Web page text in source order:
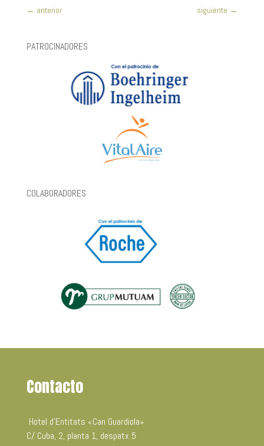
← anterior siguiente →
PATROCINADORES
COLABORADORES
Contacto
Hotel d’Entitats «Can Guardiola»
C/ Cuba, 2, planta 1, despatx 5